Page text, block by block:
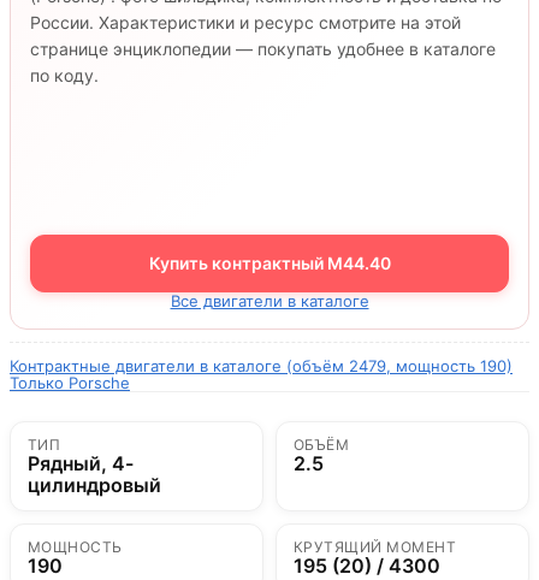
России. Характеристики и ресурс смотрите на этой
странице энциклопедии — покупать удобнее в каталоге
по коду.
Купить контрактный M44.40
Все двигатели в каталоге
Контрактные двигатели в каталоге (объём 2479, мощность 190)
Только Porsche
ТИП
Рядный, 4-
цилиндровый
ОБЪЁМ
2.5
МОЩНОСТЬ
190
КРУТЯЩИЙ МОМЕНТ
195 (20) / 4300